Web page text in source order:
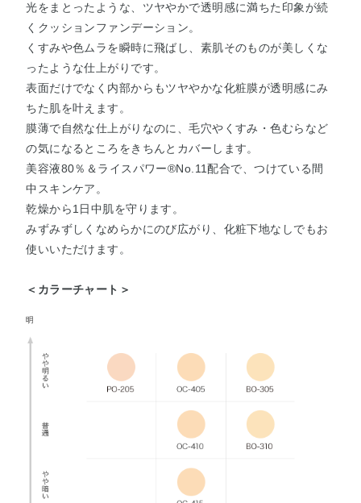
光をまとったような、ツヤやかで透明感に満ちた印象が続
くクッションファンデーション。
くすみや色ムラを瞬時に飛ばし、素肌そのものが美しくな
ったような仕上がりです。
表面だけでなく内部からもツヤやかな化粧膜が透明感にみ
ちた肌を叶えます。
膜薄で自然な仕上がりなのに、毛穴やくすみ・色むらなど
の気になるところをきちんとカバーします。
美容液80％＆ライスパワー®No.11配合で、つけている間
中スキンケア。
乾燥から1日中肌を守ります。
みずみずしくなめらかにのび広がり、化粧下地なしでもお
使いいただけます。
＜カラーチャート＞